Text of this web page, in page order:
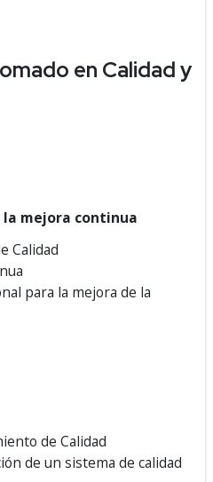
en Calidad y
mejora continua
Calidad
para la mejora de la
de Calidad
de un sistema de calidad